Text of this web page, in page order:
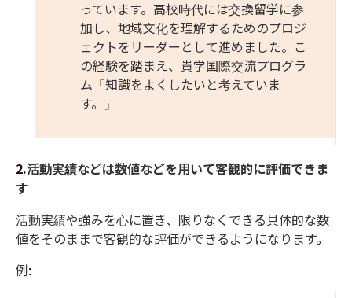
っています。高校時代には交換留学に参
加し、地域文化を理解するためのプロジ
ェクトをリーダーとして進めました。こ
の経験を踏まえ、貴学国際交流プログラ
ム「知識を​​よくしたいと考えていま
す。」
2.活動実績などは数値などを用いて客観的に評価できま
す
活動実績や強みを心に置き、限りなくできる具体的な数
値をそのままで客観的な評価ができるよう になり ます。
例: